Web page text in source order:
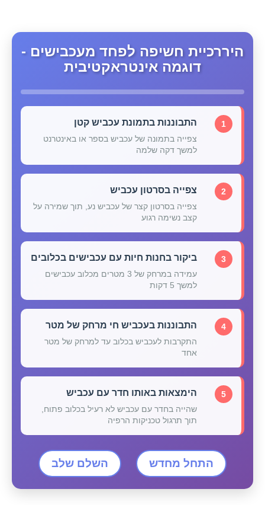
היררכיית חשיפה לפחד מעכבישים -
דוגמה אינטראקטיבית
1 התבוננות בתמונת עכביש קטן
צפייה בתמונה של עכביש בספר או באינטרנט
למשך דקה שלמה
2 צפייה בסרטון עכביש
צפייה בסרטון קצר של עכביש נע, תוך שמירה על
קצב נשימה רגוע
3 ביקור בחנות חיות עם עכבישים בכלובים
עמידה במרחק של 3 מטרים מכלוב עכבישים
למשך 5 דקות
4 התבוננות בעכביש חי מרחק של מטר
התקרבות לעכביש בכלוב עד למרחק של מטר
אחד
5 הימצאות באותו חדר עם עכביש
שהייה בחדר עם עכביש לא רעיל בכלוב פתוח,
תוך תרגול טכניקות הרפיה
התחל מחדש השלם שלב